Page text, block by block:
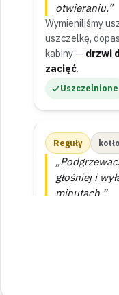
otwieraniu.”
Wymieniliśmy
uszczelkę,
kabiny — drzwi
zacięć.
Uszczelnione
Reguły
głośniej i
minutach.”
przyjeździe i